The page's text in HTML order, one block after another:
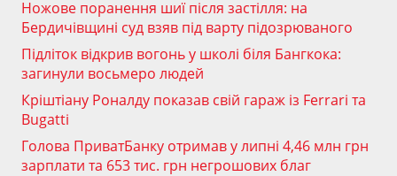
Ножове поранення шиї після застілля: на
Бердичівщині суд взяв під варту підозрюваного
Підліток відкрив вогонь у школі біля Бангкока:
загинули восьмеро людей
Кріштіану Роналду показав свій гараж із Ferrari та
Bugatti
Голова ПриватБанку отримав у липні 4,46 млн грн
зарплати та 653 тис. грн негрошових благ